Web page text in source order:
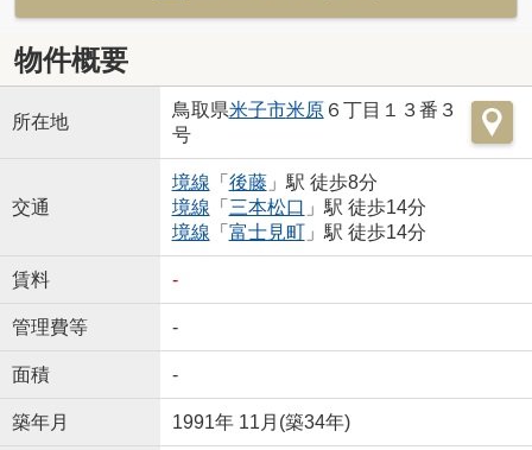
物件概要
所在地
鳥取県米子市米原６丁目１３番３
号
交通
境線 「 後藤」駅 徒歩8分
境線 「 三本松口 」駅 徒歩14分
境線 「 富士見町」駅 徒歩14分
賃料 -
管理費等 -
面積 -
築年月 1991年 11月(築34年)